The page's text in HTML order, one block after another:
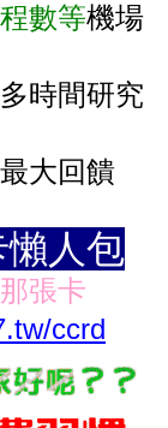
數等機場
時間研究
大回饋
人包
張卡
ccrd